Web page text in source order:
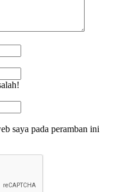
saya pada peramban ini